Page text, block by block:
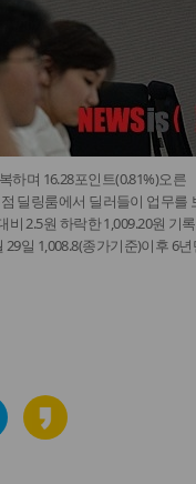
하며 16.28포인트(0.81%)오른
딜링룸에서 딜러들이 업무를
비 2.5원 하락한 1,009.20원 기
일 1,008.8(종가기준)이후 6년